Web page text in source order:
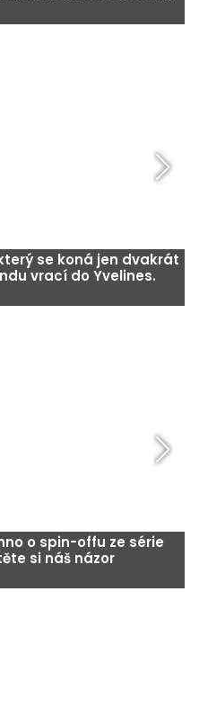
se koná jen dvakrát
vrací do Yvelines.
o spin-offu ze série
si náš názor